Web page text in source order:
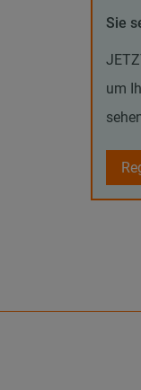
Sie
um